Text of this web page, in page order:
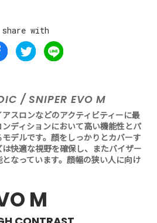
share with
/ SNIPER EVO M
スロンなどのアクティビティーに最
ディションにおいて高い機能性とパ
デルです。顔をしっかりとカバーす
快適な視野を確保し、またバイザー
なっています。顔幅の狭い人に向け
M